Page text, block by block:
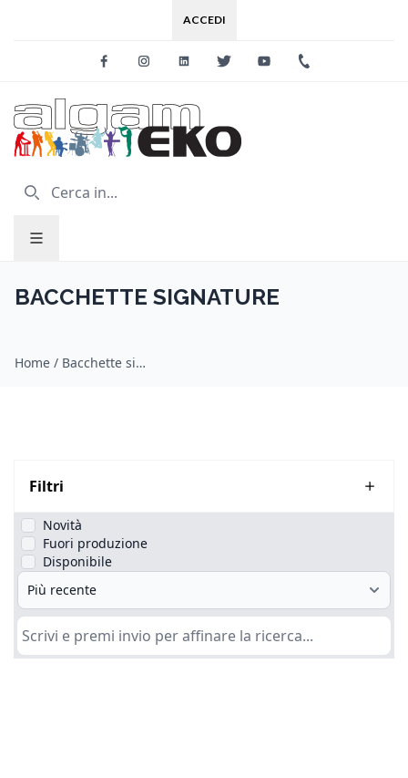
ACCEDI
FacebookInstagramLinkedinTwitter Youtube
BACCHETTE SIGNATURE
Home / Bacchette signature
Filtri
Novità
Fuori produzione
Disponibile